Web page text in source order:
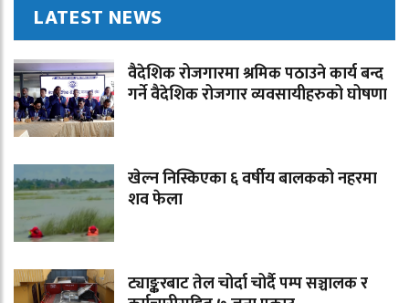
LATEST NEWS
वैदेशिक रोजगारमा श्रमिक पठाउने कार्य बन्द
गर्ने वैदेशिक रोजगार व्यवसायीहरुको घोषणा
खेल्न निस्किएका ६ वर्षीय बालकको नहरमा
शव फेला
ट्याङ्करबाट तेल चोर्दा चोर्दै पम्प सञ्चालक र